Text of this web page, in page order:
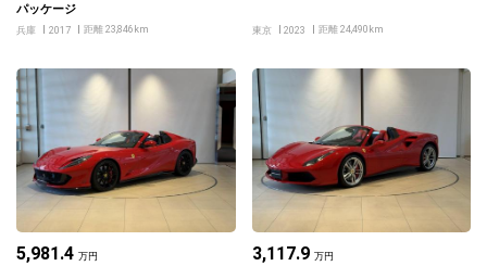
パッケージ
兵庫 2017 距離 23,846km 東京 2023 距離 24,490km
5,981.4 万円
3,117.9 万円